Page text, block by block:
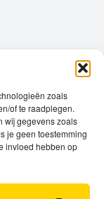
zoals
of te raadplegen.
wij gegevens zoals
je geen toestemming
invloed hebben op